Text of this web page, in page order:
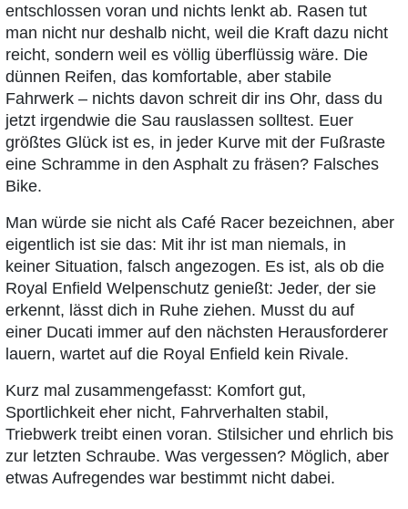
entschlossen voran und nichts lenkt ab. Rasen tut
man nicht nur deshalb nicht, weil die Kraft dazu nicht
reicht, sondern weil es völlig überflüssig wäre. Die
dünnen Reifen, das komfortable, aber stabile
Fahrwerk – nichts davon schreit dir ins Ohr, dass du
jetzt irgendwie die Sau rauslassen solltest. Euer
größtes Glück ist es, in jeder Kurve mit der Fußraste
eine Schramme in den Asphalt zu fräsen? Falsches
Bike.
Man würde sie nicht als Café Racer bezeichnen, aber
eigentlich ist sie das: Mit ihr ist man niemals, in
keiner Situation, falsch angezogen. Es ist, als ob die
Royal Enfield Welpenschutz genießt: Jeder, der sie
erkennt, lässt dich in Ruhe ziehen. Musst du auf
einer Ducati immer auf den nächsten Herausforderer
lauern, wartet auf die Royal Enfield kein Rivale.
Kurz mal zusammengefasst: Komfort gut,
Sportlichkeit eher nicht, Fahrverhalten stabil,
Triebwerk treibt einen voran. Stilsicher und ehrlich bis
zur letzten Schraube. Was vergessen? Möglich, aber
etwas Aufregendes war bestimmt nicht dabei.